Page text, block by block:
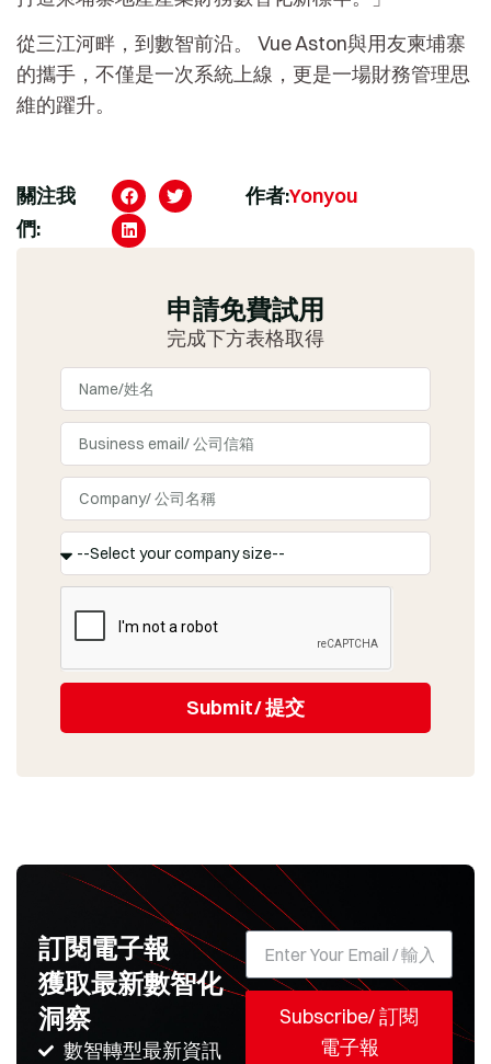
從三江河畔，到數智前沿。 Vue Aston與用友柬埔寨
的攜手，不僅是一次系統上線，更是一場財務管理思
維的躍升。
關注我
們:
作者:Yonyou
申請免費試用
完成下方表格取得
Submit/ 提交
訂閱電子報
獲取最新數智化
洞察
數智轉型最新資訊
Subscribe/ 訂閱
電子報